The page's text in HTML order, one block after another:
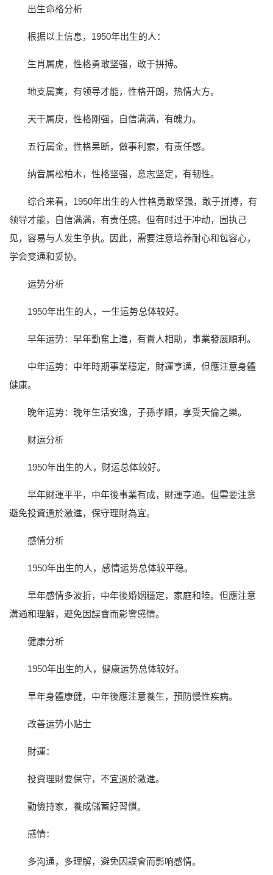
出生命格分析
根据以上信息，1950年出生的人：
生肖属虎，性格勇敢坚强，敢于拼搏。
地支属寅，有领导才能，性格开朗，热情大方。
天干属庚，性格刚强，自信满满，有魄力。
五行属金，性格果断，做事利索，有责任感。
纳音属松柏木，性格坚强，意志坚定，有韧性。
综合来看，1950年出生的人性格勇敢坚强，敢于拼搏，有
领导才能，自信满满，有责任感。但有时过于冲动，固执己
见，容易与人发生争执。因此，需要注意培养耐心和包容心，
学会变通和妥协。
运势分析
1950年出生的人，一生运势总体较好。
早年运势：早年勤奮上進，有貴人相助，事業發展順利。
中年运势：中年時期事業穩定，財運亨通，但應注意身體
健康。
晚年运势：晚年生活安逸，子孫孝順，享受天倫之樂。
财运分析
1950年出生的人，财运总体较好。
早年財運平平，中年後事業有成，財運亨通。但需要注意
避免投資過於激進，保守理財為宜。
感情分析
1950年出生的人，感情运势总体较平稳。
早年感情多波折，中年後婚姻穩定，家庭和睦。但應注意
溝通和理解，避免因誤會而影響感情。
健康分析
1950年出生的人，健康运势总体较好。
早年身體康健，中年後應注意養生，預防慢性疾病。
改善运势小贴士
財運：
投資理財要保守，不宜過於激進。
勤儉持家，養成儲蓄好習慣。
感情：
多沟通，多理解，避免因誤會而影响感情。